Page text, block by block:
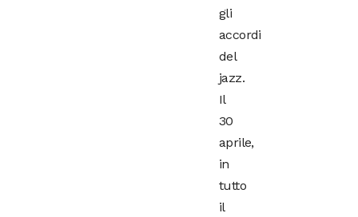
gli
accordi
del
jazz.
Il
30
aprile,
in
tutto
il